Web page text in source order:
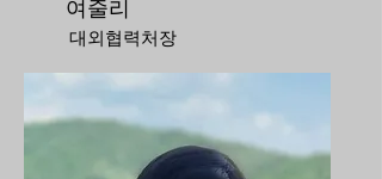
여줄리
대외협력처장